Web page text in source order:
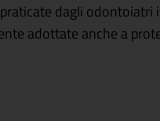
dagli
adottate anche a